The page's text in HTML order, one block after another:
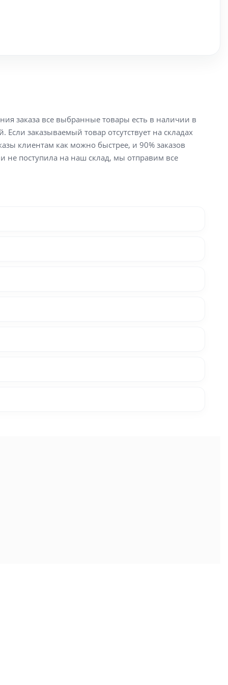
заказа все выбранные товары есть в наличии в
заказываемый товар отсутствует на складах
клиентам как можно быстрее, и 90% заказов
не поступила на наш склад, мы отправим все